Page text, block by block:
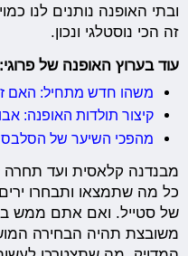
ובתי האופנה נותנים לנו
זה הכי נוסטלגי ונכון.
עוד בערוץ האופנה של פרוגי:
משהו חדש מתחיל: האם
קיצור תולדות האופנה:
מהפכי השיער של
מבנדנה קלאסית ועד
כל מה שתמצאו ותבחרו
של סטייל. ואם אתם ממש
משובצת תהיה הבחירה